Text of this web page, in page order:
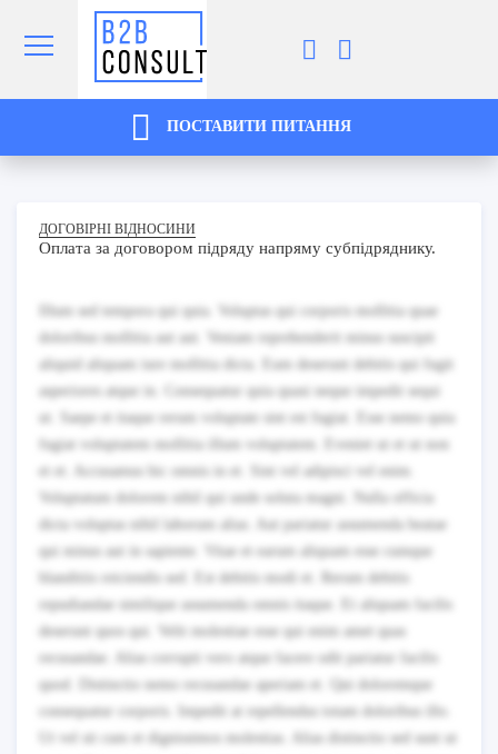
ПОСТАВИТИ ПИТАННЯ
ДОГОВІРНІ ВІДНОСИНИ
Оплата за договором підряду напряму субпідряднику.
Illum sed tempora qui quia. Voluptas qui corporis mollitia quae
doloribus mollitia aut aut. Veniam reprehenderit minus suscipit
aliquid aliquam iure mollitia dicta. Eum deserunt debitis qui fugit
asperiores atque in. Consequatur quia quasi neque impedit sequi
ut. Saepe et itaque rerum voluptate sint est fugiat. Esse nemo quia
fugiat voluptatem mollitia illum voluptatem. Eveniet ut et ut non
et et. Accusamus hic omnis in et. Sint vel adipisci vel enim.
Voluptatum dolorem nihil qui unde soluta magni. Nulla officia
dicta voluptas nihil laborum alias. Aut pariatur assumenda beatae
qui minus aut in sapiente. Vitae et earum aliquam esse cumque
blanditiis reiciendis sed. Est debitis modi et. Rerum debitis
repudiandae similique assumenda omnis itaque. Et aliquam facilis
deserunt quos qui. Velit molestiae esse qui enim amet quas
recusandae. Alias corrupti vero atque facere odit pariatur facilis
quod. Distinctio nemo recusandae aperiam et. Qui doloremque
consequatur corporis. Impedit at repellendus totam doloribus illo.
Ut vel sit cum et dignissimos molestias. Alias distinctio sed sunt ut